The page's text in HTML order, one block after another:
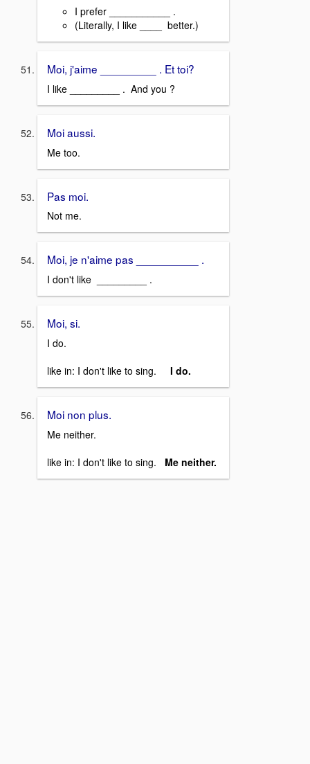
I prefer ___________ .
(Literally, I like ____ better.)
Moi, j'aime _________ . Et toi?
I like _________ . And you ?
Moi aussi.
Me too.
Pas moi.
Not me.
Moi, je n'aime pas __________ .
I don't like _________ .
Moi, si.
I do.
like in: I don't like to sing.
I do.
Moi non plus.
Me neither.
like in: I don't like to sing.
Me neither.